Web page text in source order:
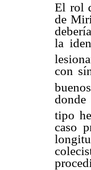
El rol
de
la
con
tipo
caso